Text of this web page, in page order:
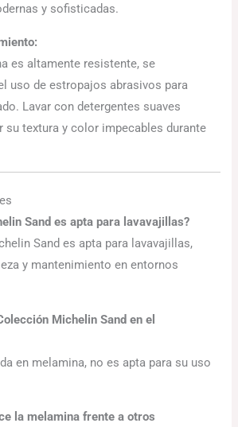
y sofisticadas.
es altamente resistente, se
uso de estropajos abrasivos para
Lavar con detergentes suaves
su textura y color impecables durante
Sand es apta para lavavajillas?
Sand es apta para lavavajillas,
y mantenimiento en entornos
Michelin Sand en el
en melamina, no es apta para su uso
la melamina frente a otros